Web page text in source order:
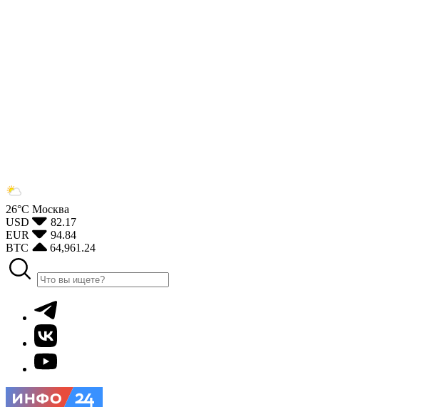
26°С Москва
USD
82.17
EUR
94.84
BTC
64,961.24